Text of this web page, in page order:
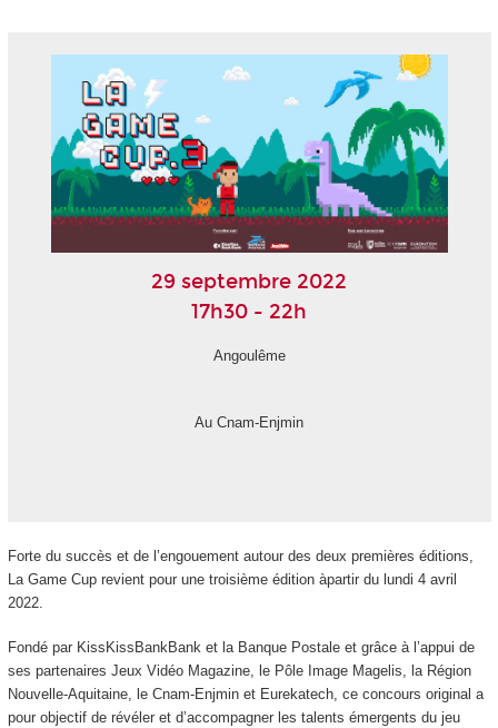
29 septembre 2022
17h30 - 22h
Angoulême
Au Cnam-Enjmin
Forte du succès et de l’engouement autour des deux premières éditions,
La Game Cup revient pour une troisième édition àpartir du lundi 4 avril
2022.
Fondé par KissKissBankBank et la Banque Postale et grâce à l’appui de
ses partenaires Jeux Vidéo Magazine, le Pôle Image Magelis, la Région
Nouvelle-Aquitaine, le Cnam-Enjmin et Eurekatech, ce concours original a
pour objectif de révéler et d’accompagner les talents émergents du jeu